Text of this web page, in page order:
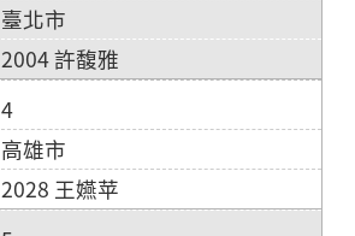
臺北市
2004 許馥雅
4
高雄市
2028 王嬿苹